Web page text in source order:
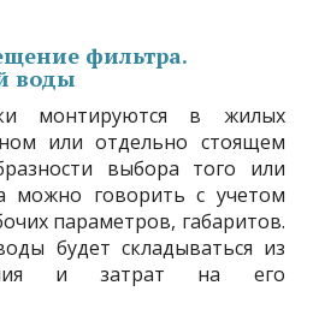
фильтра.
воды
монтируются в жилых
или отдельно стоящем
выбора того или
можно говорить с учетом
параметров, габаритов.
будет складываться из
и затрат на его